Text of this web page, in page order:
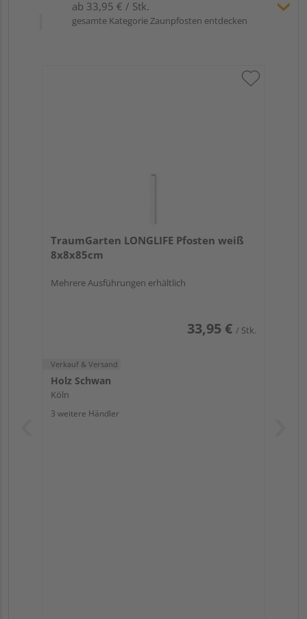
ab 33,95 € / Stk.
gesamte Kategorie Zaunpfosten entdecken
TraumGarten LONGLIFE Pfosten weiß
8x8x85cm
Mehrere Ausführungen erhältlich
33,95 € / Stk.
Verkauf & Versand
Holz Schwan
Köln
3 weitere Händler